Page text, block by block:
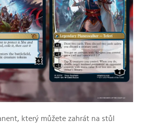
který můžete zahrát na stůl